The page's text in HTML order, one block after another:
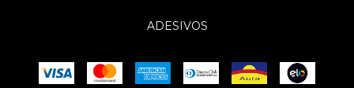
ADESIVOS